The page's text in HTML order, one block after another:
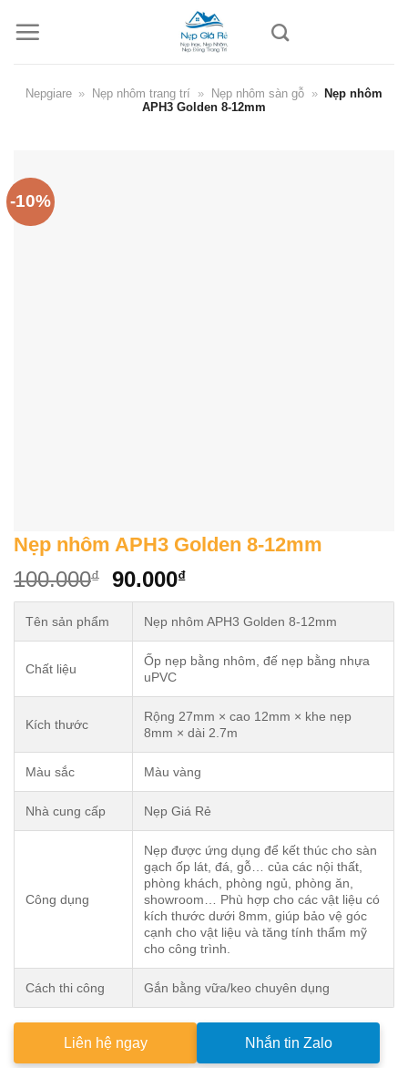
Nepgiare » Nẹp nhôm trang trí » Nẹp nhôm sàn gỗ » Nẹp nhôm
APH3 Golden 8-12mm
-10%
Nẹp nhôm APH3 Golden 8-12mm
100.000₫
Original
price
was:
100.000₫.
90.000₫Current
price
is:
90.000₫.
Tên sản phẩm Nẹp nhôm APH3 Golden 8-12mm
Chất liệu
Ốp nẹp bằng nhôm, đế nẹp bằng nhựa
uPVC
Kích thước
Rộng 27mm × cao 12mm × khe nẹp
8mm × dài 2.7m
Màu sắc Màu vàng
Nhà cung cấp Nẹp Giá Rẻ
Công dụng
Nẹp được ứng dụng để kết thúc cho sàn
gạch ốp lát, đá, gỗ… của các nội thất,
phòng khách, phòng ngủ, phòng ăn,
showroom… Phù hợp cho các vật liệu có
kích thước dưới 8mm, giúp bảo vệ góc
cạnh cho vật liệu và tăng tính thẩm mỹ
cho công trình.
Cách thi công Gắn bằng vữa/keo chuyên dụng
Liên hệ ngay Nhắn tin Zalo